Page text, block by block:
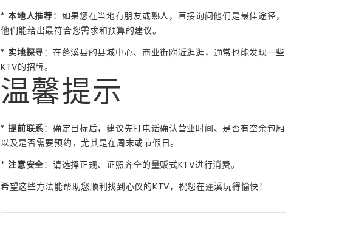
*本地人推荐：如果您在当地有朋友或熟人，直接询问他们是最佳途径，
他们能给出最符合您需求和预算的建议。
* 实地探寻：在蓬溪县的县城中心、商业街附近逛逛，通常也能发现一些
KTV的招牌。
温馨提示
*提前联系：确定目标后，建议先打电话确认营业时间、是否有空余包厢
以及是否需要预约，尤其是在周末或节假日。
*注意安全：请选择正规、证照齐全的量贩式KTV进行消费。
希望这些方法能帮助您顺利找到心仪的KTV，祝您在蓬溪玩得愉快！